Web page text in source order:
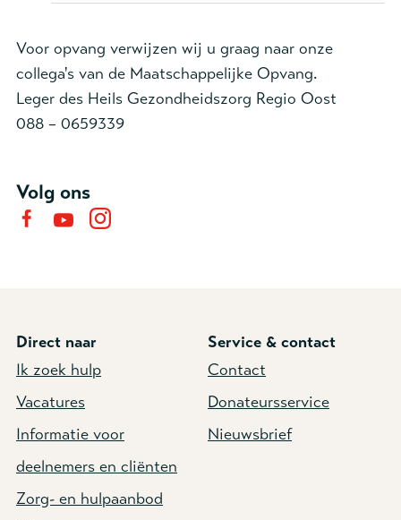
Voor opvang verwijzen wij u graag naar onze
collega's van de Maatschappelijke Opvang.
Leger des Heils Gezondheidszorg Regio Oost
088 – 0659339
Volg ons
Direct naar
Ik zoek hulp
Vacatures
Informatie voor
deelnemers en cliënten
Zorg- en hulpaanbod
Service & contact
Contact
Donateursservice
Nieuwsbrief